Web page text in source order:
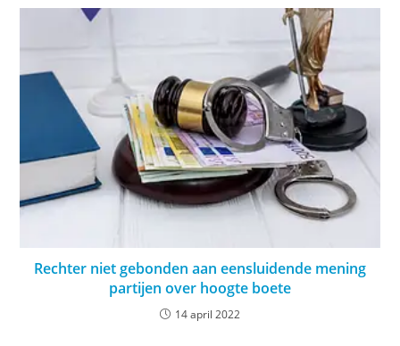
Rechter niet gebonden aan eensluidende mening
partijen over hoogte boete
14 april 2022